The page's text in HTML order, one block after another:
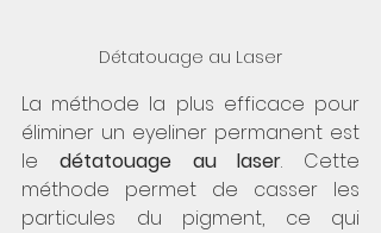
Détatouage au Laser
La méthode la plus efficace pour
éliminer un eyeliner permanent est
le détatouage au laser. Cette
méthode permet de casser les
particules du pigment, ce qui